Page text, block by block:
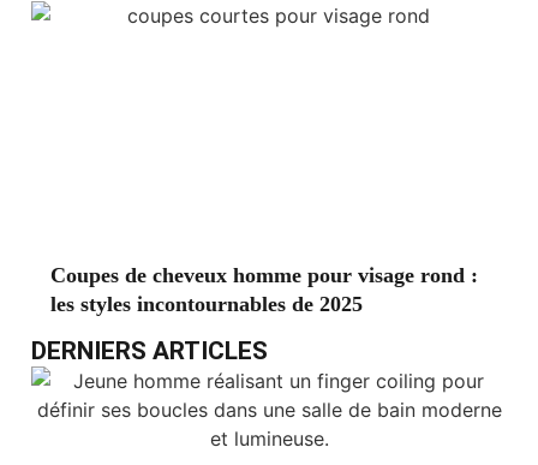
Coupes de cheveux homme pour visage rond :
les styles incontournables de 2025
DERNIERS ARTICLES